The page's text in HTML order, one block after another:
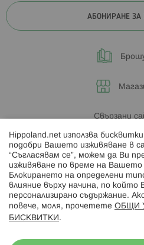
АБОНИРАНЕ ЗА
Свързани
Hippoland.net използва
подобри Вашето изживяване в
“Съгласявам се”, можем да Ви
изживяване по време на Вашето
Блокирането на определени
влияние върху начина, по който
персонализирано съдържание.
повече, моля, прочетете ОБЩИ
БИСКВИТКИ .